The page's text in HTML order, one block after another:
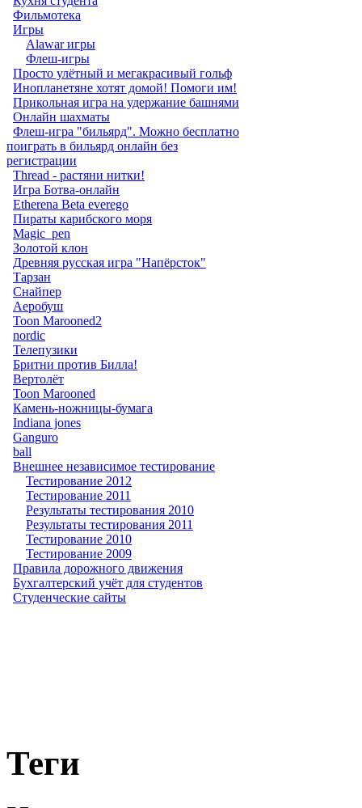
Фильмотека
Игры
Alawar игры
Флеш-игры
Просто улётный и мегакрасивый гольф
Инопланетяне хотят домой! Помоги им!
Прикольная игра на удержание башнями
Онлайн шахматы
Флеш-игра "бильярд". Можно бесплатно
поиграть в бильярд онлайн без
регистрации
Thread - растяни нитки!
Игра Ботва-онлайн
Etherena Beta everego
Пираты карибского моря
Magic_pen
Золотой клон
Древняя русская игра "Напёрсток"
Тарзан
Снайпер
Аеробуш
Toon Marooned2
nordic
Телепузики
Бритни против Билла!
Вертолёт
Toon Marooned
Камень-ножницы-бумага
Indiana jones
Ganguro
ball
Внешнее независимое тестирование
Тестирование 2012
Тестирование 2011
Результаты тестирования 2010
Результаты тестирования 2011
Тестирование 2010
Тестирование 2009
Правила дорожного движения
Бухгалтерский учёт для студентов
Студенческие сайты
Теги